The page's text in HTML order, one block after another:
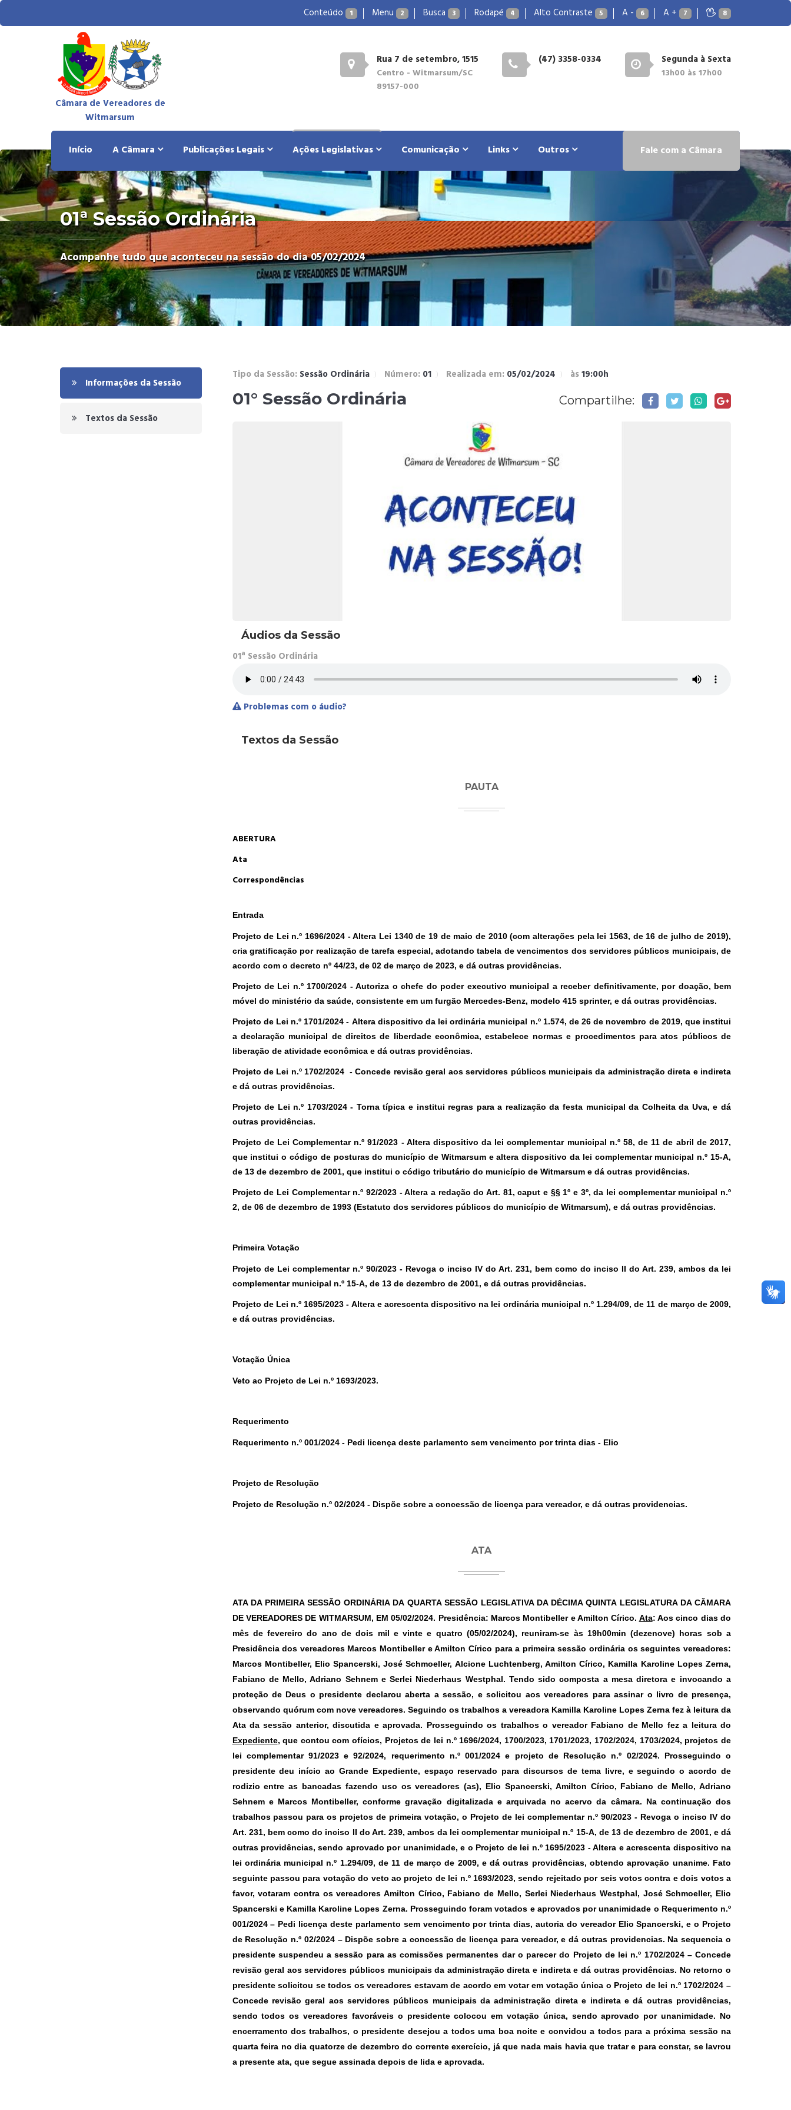
Conteúdo 1 Menu 2 Busca 3 Rodapé 4 Alto Contraste 5 A - 6 A + 7 8
Câmara de Vereadores de
Witmarsum
Rua 7 de setembro, 1515
Centro - Witmarsum/SC
89157-000
(47) 3358-0334 Segunda à Sexta
13h00 às 17h00
Início A Câmara Publicações Legais Ações Legislativas Comunicação Links Outros Fale com a Câmara
01ª Sessão Ordinária
Acompanhe tudo que aconteceu na sessão do dia 05/02/2024
Informações da Sessão
Textos da Sessão
Tipo da Sessão: Sessão Ordinária Número: 01 Realizada em: 05/02/2024 às19:00h
01° Sessão Ordinária Compartilhe:
Áudios da Sessão
01ª Sessão Ordinária
Problemas com o áudio?
Textos da Sessão
PAUTA
ABERTURA
Ata
Correspondências
Entrada
Projeto de Lei n.º 1696/2024 -Altera Lei 1340 de 19 de maio de 2010 (com alterações pela lei 1563, de 16 de julho de 2019),
cria gratificação por realização de tarefa especial, adotando tabela de vencimentos dos servidores públicos municipais, de
acordo com o decreto nº 44/23, de 02 de março de 2023, e dá outras providências.
Projeto de Lei n.º 1700/2024 -Autoriza o chefe do poder executivo municipal a receber definitivamente, por doação, bem
móvel do ministério da saúde, consistente em um furgão Mercedes-Benz, modelo 415 sprinter, e dá outras providências.
Projeto de Lei n.º 1701/2024 - Altera dispositivo da lei ordinária municipal n.º 1.574, de 26 de novembro de 2019, que institui
a declaração municipal de direitos de liberdade econômica, estabelece normas e procedimentos para atos públicos de
liberação de atividade econômica e dá outras providências.
Projeto de Lei n.º 1702/2024 -Concede revisão geral aos servidores públicos municipais da administração direta e indireta
e dá outras providências.
Projeto de Lei n.º 1703/2024 - Torna típica e institui regras para a realização da festa municipal da Colheita da Uva, e dá
outras providências.
Projeto de Lei Complementar n.º 91/2023 - Altera dispositivo da lei complementar municipal n.º 58, de 11 de abril de 2017,
que institui o código de posturas do município de Witmarsum e altera dispositivo da lei complementar municipal n.º 15-A,
de 13 de dezembro de 2001, que institui o código tributário do município de Witmarsum e dá outras providências.
Projeto de Lei Complementar n.º 92/2023 -Altera a redação do Art. 81, caput e §§ 1º e 3º, da lei complementar municipal n.º
2, de 06 de dezembro de 1993 (Estatuto dos servidores públicos do município de Witmarsum), e dá outras providências.
Primeira Votação
Projeto de Lei complementar n.º 90/2023 - Revoga o inciso IV do Art. 231, bem como do inciso II do Art. 239, ambos da lei
complementar municipal n.º 15-A, de 13 de dezembro de 2001, e dá outras providências.
Projeto de Lei n.º 1695/2023 - Altera e acrescenta dispositivo na lei ordinária municipal n.º 1.294/09, de 11 de março de 2009,
e dá outras providências.
Votação Única
Veto ao Projeto de Lei n.º 1693/2023.
Requerimento
Requerimento n.º 001/2024 - Pedi licença deste parlamento sem vencimento por trinta dias - Elio
Projeto de Resolução
Projeto de Resolução n.º 02/2024 - Dispõe sobre a concessão de licença para vereador, e dá outras providencias.
ATA
ATA DA PRIMEIRA SESSÃO ORDINÁRIA DA QUARTA SESSÃO LEGISLATIVA DA DÉCIMA QUINTA LEGISLATURA DA CÂMARA
DE VEREADORES DE WITMARSUM, EM 05/02/2024. Presidência: Marcos Montibeller e Amilton Círico. Ata: Aos cinco dias do
mês de fevereiro do ano de dois mil e vinte e quatro (05/02/2024), reuniram-se às 19h00min (dezenove) horas sob a
Presidência dos vereadores Marcos Montibeller e Amilton Círico para a primeira sessão ordinária os seguintes vereadores:
Marcos Montibeller, Elio Spancerski, José Schmoeller, Alcione Luchtenberg, Amilton Círico, Kamilla Karoline Lopes Zerna,
Fabiano de Mello, Adriano Sehnem e Serlei Niederhaus Westphal. Tendo sido composta a mesa diretora e invocando a
proteção de Deus o presidente declarou aberta a sessão, e solicitou aos vereadores para assinar o livro de presença,
observando quórum com nove vereadores. Seguindo os trabalhos a vereadora Kamilla Karoline Lopes Zerna fez à leitura da
Ata da sessão anterior, discutida e aprovada. Prosseguindo os trabalhos o vereador Fabiano de Mello fez a leitura do
Expediente,que contou com ofícios, Projetos de lei n.º 1696/2024, 1700/2023, 1701/2023, 1702/2024, 1703/2024, projetos de
lei complementar 91/2023 e 92/2024, requerimento n.º 001/2024 e projeto de Resolução n.º 02/2024. Prosseguindo o
presidente deu início ao Grande Expediente, espaço reservado para discursos de tema livre, e seguindo o acordo de
rodizio entre as bancadas fazendo uso os vereadores (as), Elio Spancerski, Amilton Círico, Fabiano de Mello, Adriano
Sehnem e Marcos Montibeller, conforme gravação digitalizada e arquivada no acervo da câmara. Na continuação dos
trabalhos passou para os projetos de primeira votação, o Projeto de lei complementar n.º 90/2023 - Revoga o inciso IV do
Art. 231, bem como do inciso II do Art. 239, ambos da lei complementar municipal n.º 15-A, de 13 de dezembro de 2001, e dá
outras providências, sendo aprovado por unanimidade, e o Projeto de lei n.º 1695/2023 -Altera e acrescenta dispositivo na
lei ordinária municipal n.º 1.294/09, de 11 de março de 2009, e dá outras providências, obtendo aprovação unanime. Fato
seguinte passou para votação do veto ao projeto de lei n.º 1693/2023, sendo rejeitado por seis votos contra e dois votos a
favor, votaram contra os vereadores Amilton Círico, Fabiano de Mello, Serlei Niederhaus Westphal, José Schmoeller, Elio
Spancerski e Kamilla Karoline Lopes Zerna. Prosseguindo foram votados e aprovados por unanimidade o Requerimento n.º
001/2024 – Pedi licença deste parlamento sem vencimento por trinta dias, autoria do vereador Elio Spancerski, e o Projeto
de Resolução n.º 02/2024 – Dispõe sobre a concessão de licença para vereador, e dá outras providencias. Na sequencia o
presidente suspendeu a sessão para as comissões permanentes dar o parecer do Projeto de lei n.º 1702/2024 – Concede
revisão geral aos servidores públicos municipais da administração direta e indireta e dá outras providências. No retorno o
presidente solicitou se todos os vereadores estavam de acordo em votar em votação única o Projeto de lei n.º 1702/2024 –
Concede revisão geral aos servidores públicos municipais da administração direta e indireta e dá outras providências,
sendo todos os vereadores favoráveis o presidente colocou em votação única, sendo aprovado por unanimidade. No
encerramento dos trabalhos, o presidente desejou a todos uma boa noite e convidou a todos para a próxima sessão na
quarta feira no dia quatorze de dezembro do corrente exercício, já que nada mais havia que tratar e para constar, se lavrou
a presente ata, que segue assinada depois de lida e aprovada.